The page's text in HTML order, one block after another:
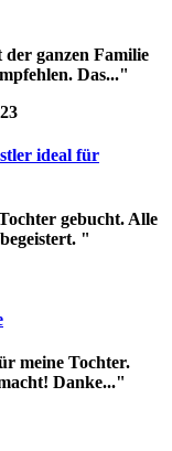
ganzen Familie
Das..."
ideal für
gebucht. Alle
"
meine Tochter.
Danke..."